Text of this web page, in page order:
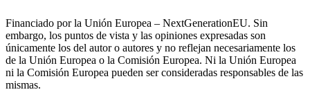
Financiado por la Unión Europea – NextGenerationEU. Sin
embargo, los puntos de vista y las opiniones expresadas son
únicamente los del autor o autores y no reflejan necesariamente los
de la Unión Europea o la Comisión Europea. Ni la Unión Europea
ni la Comisión Europea pueden ser consideradas responsables de las
mismas.